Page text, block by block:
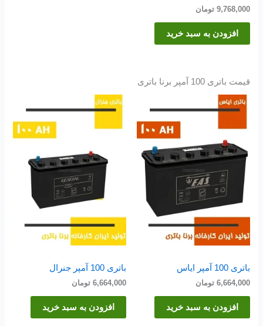
9,768,000 تومان
افزودن به سبد خرید
قیمت باتری 100 آمپر برنا باتری
باتری 100 آمپر ایاس
6,664,000 تومان
افزودن به سبد خرید
باتری 100 آمپر جنرال
6,664,000 تومان
افزودن به سبد خرید